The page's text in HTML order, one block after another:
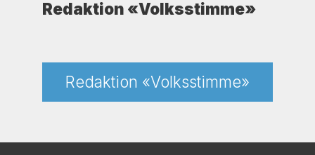
Redaktion «Volksstimme»
Redaktion «Volksstimme»